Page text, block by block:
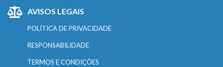
AVISOS LEGAIS
POLÍTICA DE PRIVACIDADE
RESPONSABILIDADE
TERMOS E CONDIÇÕES